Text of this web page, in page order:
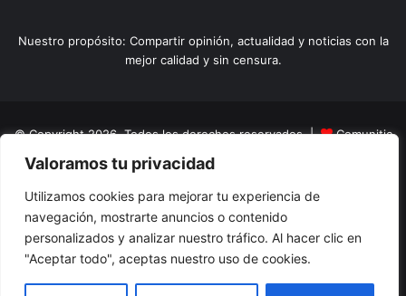
Valoramos tu privacidad
Utilizamos cookies para mejorar tu experiencia de
navegación, mostrarte anuncios o contenido
personalizados y analizar nuestro tráfico. Al hacer clic en
"Aceptar todo", aceptas nuestro uso de cookies.
Nuestro propósito: Compartir opinión, actualidad y noticias con la
mejor calidad y sin censura.
© Copyright 2026, Todos los derechos reservados |
Comunitic
SAS BICNit 901228106
Home
Actualidad Variedades Opinion Turismo
El Tinteadero
Caricaturas Reportajes
FacebookYouTubeInstagram